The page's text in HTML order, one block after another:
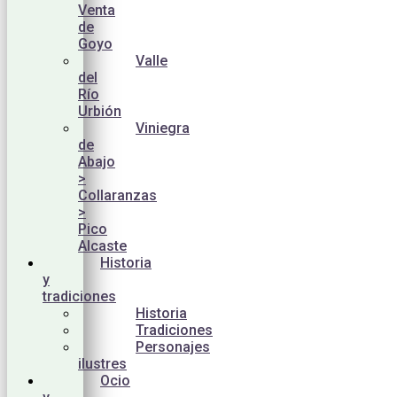
Venta
de
Goyo
Valle
del
Río
Urbión
Viniegra
de
Abajo
>
Collaranzas
>
Pico
Alcaste
Historia
y
tradiciones
Historia
Tradiciones
Personajes
ilustres
Ocio